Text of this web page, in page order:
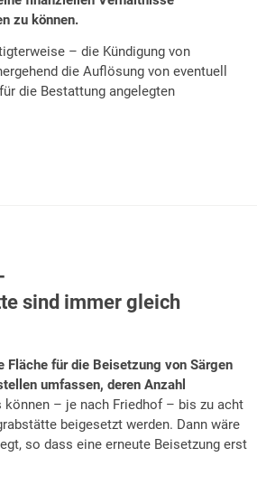
zu können.
– die Kündigung von
die Auflösung von eventuell
die Bestattung angelegten
sind immer gleich
für die Beisetzung von Särgen
umfassen, deren Anzahl
können – je nach Friedhof – bis zu acht
beigesetzt werden. Dann wäre
so dass eine erneute Beisetzung erst